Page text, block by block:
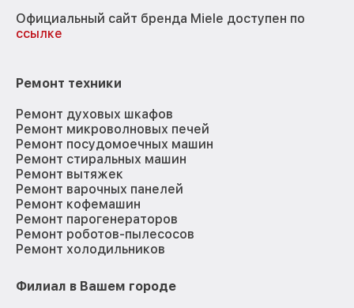
Официальный сайт бренда Miele доступен по
ссылке
Ремонт техники
Ремонт духовых шкафов
Ремонт микроволновых печей
Ремонт посудомоечных машин
Ремонт стиральных машин
Ремонт вытяжек
Ремонт варочных панелей
Ремонт кофемашин
Ремонт парогенераторов
Ремонт роботов-пылесосов
Ремонт холодильников
Филиал в Вашем городе